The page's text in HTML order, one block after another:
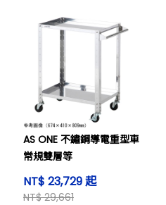
AS ONE 不鏽鋼導電重型車
常規雙層等
NT$ 23,729 起
NT$ 29,661